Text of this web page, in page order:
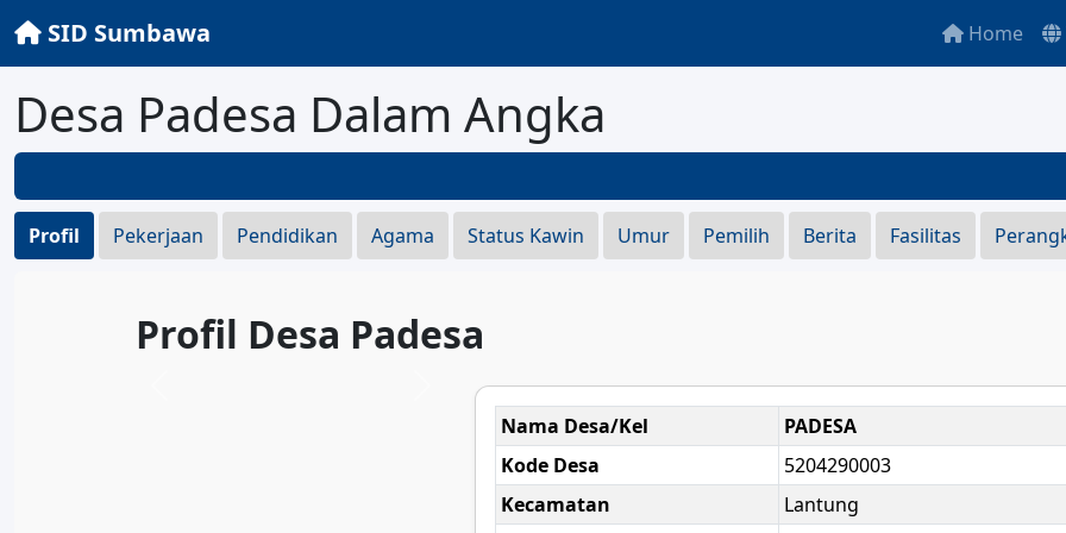
SID Sumbawa Home
Desa Padesa Dalam Angka
Profil Pekerjaan Pendidikan Agama Status Kawin Umur Pemilih Berita Fasilitas
Profil Desa Padesa
Nama Desa/Kel
PADESA
Kode Desa
5204290003
Kecamatan
Lantung